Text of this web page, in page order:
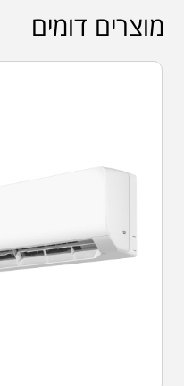
מוצרים דומים